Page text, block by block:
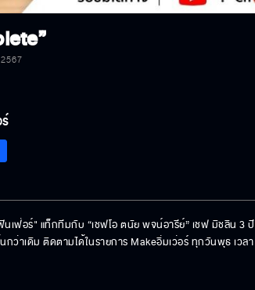
ฟ่อร์" แท็กทีมกับ “เชฟโอ ตนัย พจน์อารีย์” เชฟ มิชลิน 3 ปีซ้
กว่าเดิม ติดตามได้ในรายการ Makeอิ่มเว่อร์ ทุกวันพุธ เวล